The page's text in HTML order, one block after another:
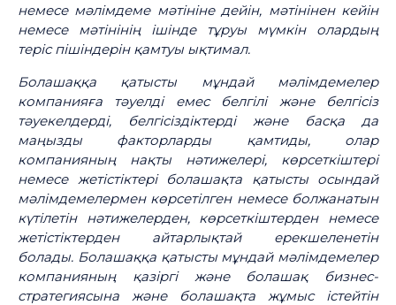
немесе мәлімдеме мәтініне дейін, мәтінінен кейін
немесе мәтінінің ішінде тұруы мүмкін олардың
теріс пішіндерін қамтуы ықтимал.
Болашаққа қатысты мұндай мәлімдемелер
компанияға тәуелді емес белгілі және белгісіз
тәуекелдерді, белгісіздіктерді және басқа да
маңызды факторларды қамтиды, олар
компанияның нақты нәтижелері, көрсеткіштері
немесе жетістіктері болашақта қатысты осындай
мәлімдемелермен көрсетілген немесе болжанатын
күтілетін нәтижелерден, көрсеткіштерден немесе
жетістіктерден айтарлықтай ерекшеленетін
болады. Болашаққа қатысты мұндай мәлімдемелер
компанияның қазіргі және болашақ бизнес-
стратегиясына және болашақта жұмыс істейтін